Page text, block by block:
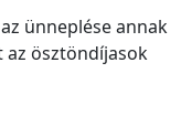
ünneplése annak
az ösztöndíjasok